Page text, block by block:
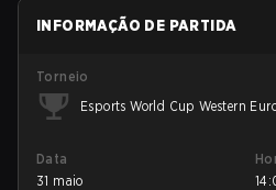
INFORMAÇÃO DE PARTIDA
Torneio
Esports World Cup Western
Data
31 maio